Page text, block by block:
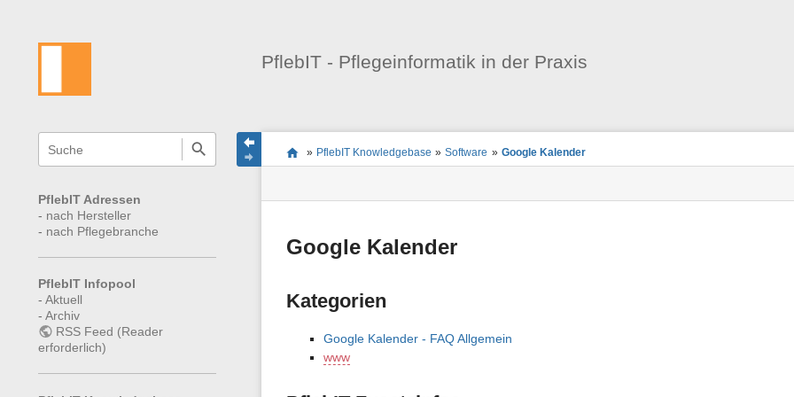
PflebIT - Pflegeinformatik in der Praxis
Wikiübergreifende
Schnellsuche
PflebIT Adressen
- nach Hersteller
- nach Pflegebranche
PflebIT Infopool
- Aktuell
- Archiv
RSS Feed (Reader
erforderlich)
Seitenstatus
Standortanzeiger
Sie
befinden
» PflebIT Knowledgebase » Software » Google Kalender
Seiten-
Google Kalender
Kategorien
Google Kalender - FAQ Allgemein
www